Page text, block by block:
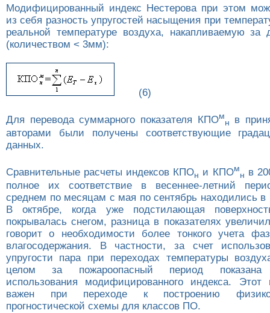
Модифицированный индекс Нестерова при этом
из себя разность упругостей насыщения при
реальной температуре воздуха, накапливаемую за
(количеством < 3мм):
(6)
Для перевода суммарного показателя КПОм
н
в
авторами были получены соответствующие
данных.
Сравнительные расчеты индексов КПОн и КПОм
н в
полное их соответствие в весеннее-летний
среднем по месяцам с мая по сентябрь находились в
В октябре, когда уже подстилающая
покрывалась снегом, разница в показателях
говорит о необходимости более тонкого учета
влагосодержания. В частности, за счет
упругости пара при переходах температуры
целом за пожароопасный период показана
использования модифицированного индекса. Этот
важен при переходе к построению физико-
прогностической схемы для классов ПО.